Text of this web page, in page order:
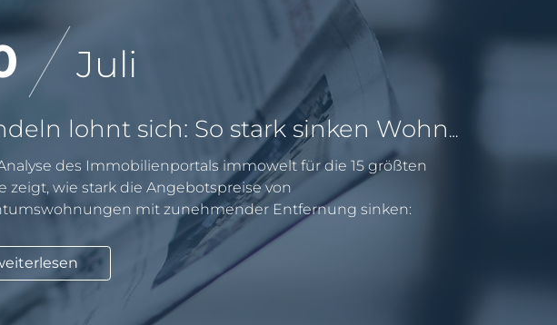
Juli
Pendeln lohnt sich: So stark sinken Wohnungspreise im Umland
des Immobilienportals immowelt für die 15 größten
zeigt, wie stark die Angebotspreise von
mit zunehmender Entfernung sinken: